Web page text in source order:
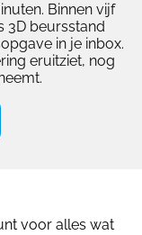
Binnen vijf
3D beursstand
in je inbox.
eruitziet, nog
voor alles wat